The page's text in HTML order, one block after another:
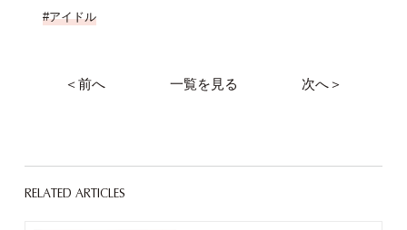
#アイドル
＜前へ 一覧を見る 次へ＞
RELATED ARTICLES